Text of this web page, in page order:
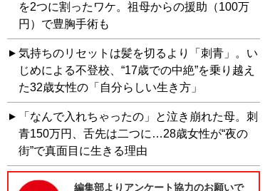
を2つに割ったワケ。祖母からの援助（100万
円）で豊胸手術も
気持ちのリセットは髪を切るより「刺青」。い
じめによる不登校、“17歳での中絶”を乗り越え
た32歳女性の「自分らしい生き方」
「なんで入れちゃったの」と泣き崩れた母。刺
青150万円、舌先は二つに…28歳女性が“夜の
街”で真面目に生きる理由